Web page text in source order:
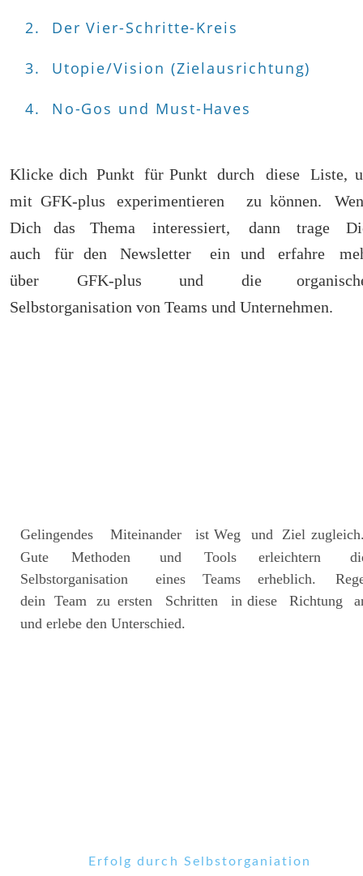
Erfolg durch Selbstorganiation
Gelingendes Miteinander ist Weg und Ziel
Gute
Methoden und Tools erleichtern
Selbstorganisation
eines Teams erheblich.
dein Team zu ersten Schritten in diese Richtung
und erlebe den Unterschied.
Klicke dich Punkt für Punkt durch diese Liste,
mit GFK-plus experimentieren zu können.
Dich
das Thema interessiert, dann trage
auch
für den Newsletter ein und erfahre
über
GFK-plus und die
Selbstorganisation von Teams und Unternehmen.
2. Der Vier-Schritte-Kreis
3. Utopie/Vision (Zielausrichtung)
4. No-Gos und Must-Haves